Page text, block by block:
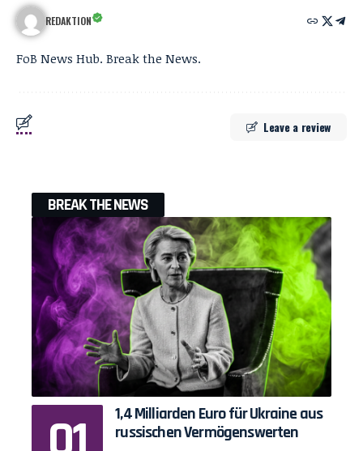
REDAKTION
FoB News Hub. Break the News.
Leave a review
BREAK THE NEWS
1,4 Milliarden Euro für Ukraine aus
russischen Vermögenswerten